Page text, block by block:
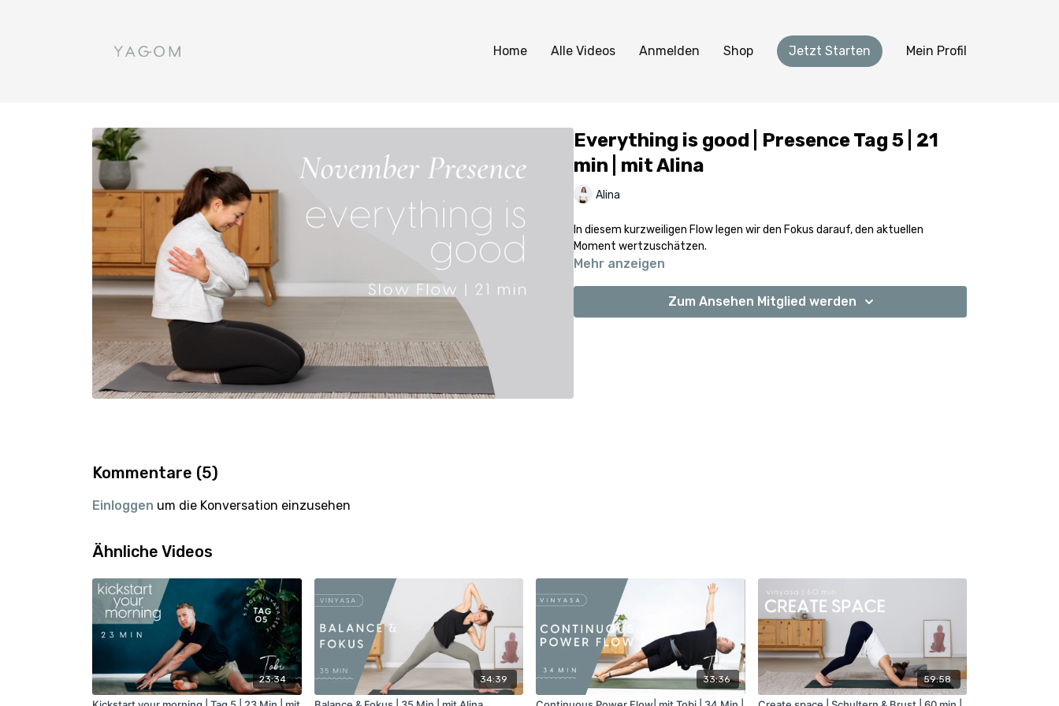
Home Alle Videos Anmelden Shop Jetzt Starten Mein Profil
Everything is good | Presence Tag 5 | 21
min | mit Alina
Alina
In diesem kurzweiligen Flow legen wir den Fokus darauf, den aktuellen
Moment wertzuschätzen.
Mehr anzeigen
Zum Ansehen Mitglied werden
Kommentare (5)
Einloggen um die Konversation einzusehen
Ähnliche Videos
23:34 34:39 33:36 59:58